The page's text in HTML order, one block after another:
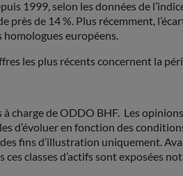
1999, selon les données de
de 14 %. Plus récemment,
homologues européens.
les plus récents concernent la
de ODDO BHF. Les
d’évoluer en fonction des
fins d’illustration uniquement.
classes d’actifs sont exposées